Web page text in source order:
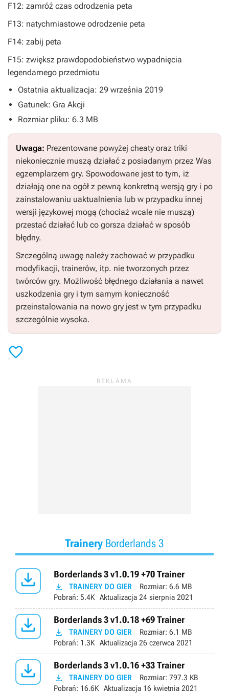
F12: zamróź czas odrodzenia peta
F13: natychmiastowe odrodzenie peta
F14: zabij peta
F15: zwiększ prawdopodobieństwo wypadnięcia
legendarnego przedmiotu
Ostatnia aktualizacja: 29 września 2019
Gatunek: Gra Akcji
Rozmiar pliku: 6.3 MB
Uwaga: Prezentowane powyżej cheaty oraz triki
niekoniecznie muszą działać z posiadanym przez Was
egzemplarzem gry. Spowodowane jest to tym, iż
działają one na ogół z pewną konkretną wersją gry i po
zainstalowaniu uaktualnienia lub w przypadku innej
wersji językowej mogą (chociaż wcale nie muszą)
przestać działać lub co gorsza działać w sposób
błędny.
Szczególną uwagę należy zachować w przypadku
modyfikacji, trainerów, itp. nie tworzonych przez
twórców gry. Możliwość błędnego działania a nawet
uszkodzenia gry i tym samym konieczność
przeinstalowania na nowo gry jest w tym przypadku
szczególnie wysoka.

Trainery Borderlands 3
 Borderlands 3 v1.0.19 +70 Trainer
 TRAINERY DO GIER Rozmiar: 6.6 MB
Pobrań: 5.4K Aktualizacja 24 sierpnia 2021
 Borderlands 3 v1.0.18 +69 Trainer
 TRAINERY DO GIER Rozmiar: 6.1 MB
Pobrań: 1.3K Aktualizacja 26 czerwca 2021
 Borderlands 3 v1.0.16 +33 Trainer
 TRAINERY DO GIER Rozmiar: 797.3 KB
Pobrań: 16.6K Aktualizacja 16 kwietnia 2021